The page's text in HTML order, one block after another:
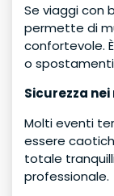
Se viaggi con
permette di
confortevole.
o
Sicurezza
Molti eventi
essere
totale
professionale.